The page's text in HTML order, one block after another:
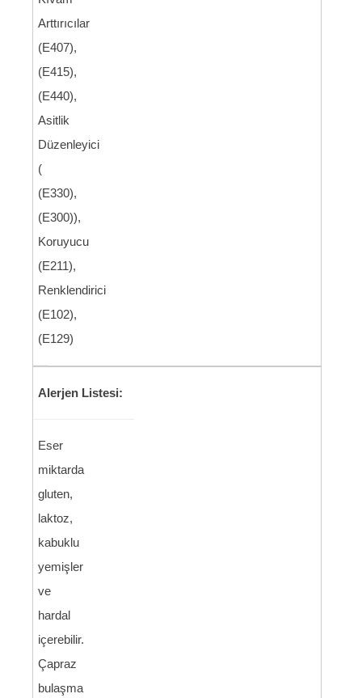
Arttırıcılar
(E407),
(E415),
(E440),
Asitlik
Düzenleyici
(
(E330),
(E300)),
Koruyucu
(E211),
Renklendirici
(E102),
(E129)
Alerjen Listesi:
Eser
miktarda
gluten,
laktoz,
kabuklu
yemişler
ve
hardal
içerebilir.
Çapraz
bulaşma